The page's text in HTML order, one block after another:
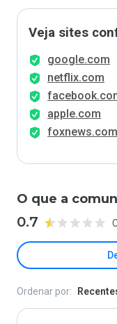
Veja sites
google.com
netflix.com
apple.com
foxnews.com
O que a
0.7
Ordenar por: